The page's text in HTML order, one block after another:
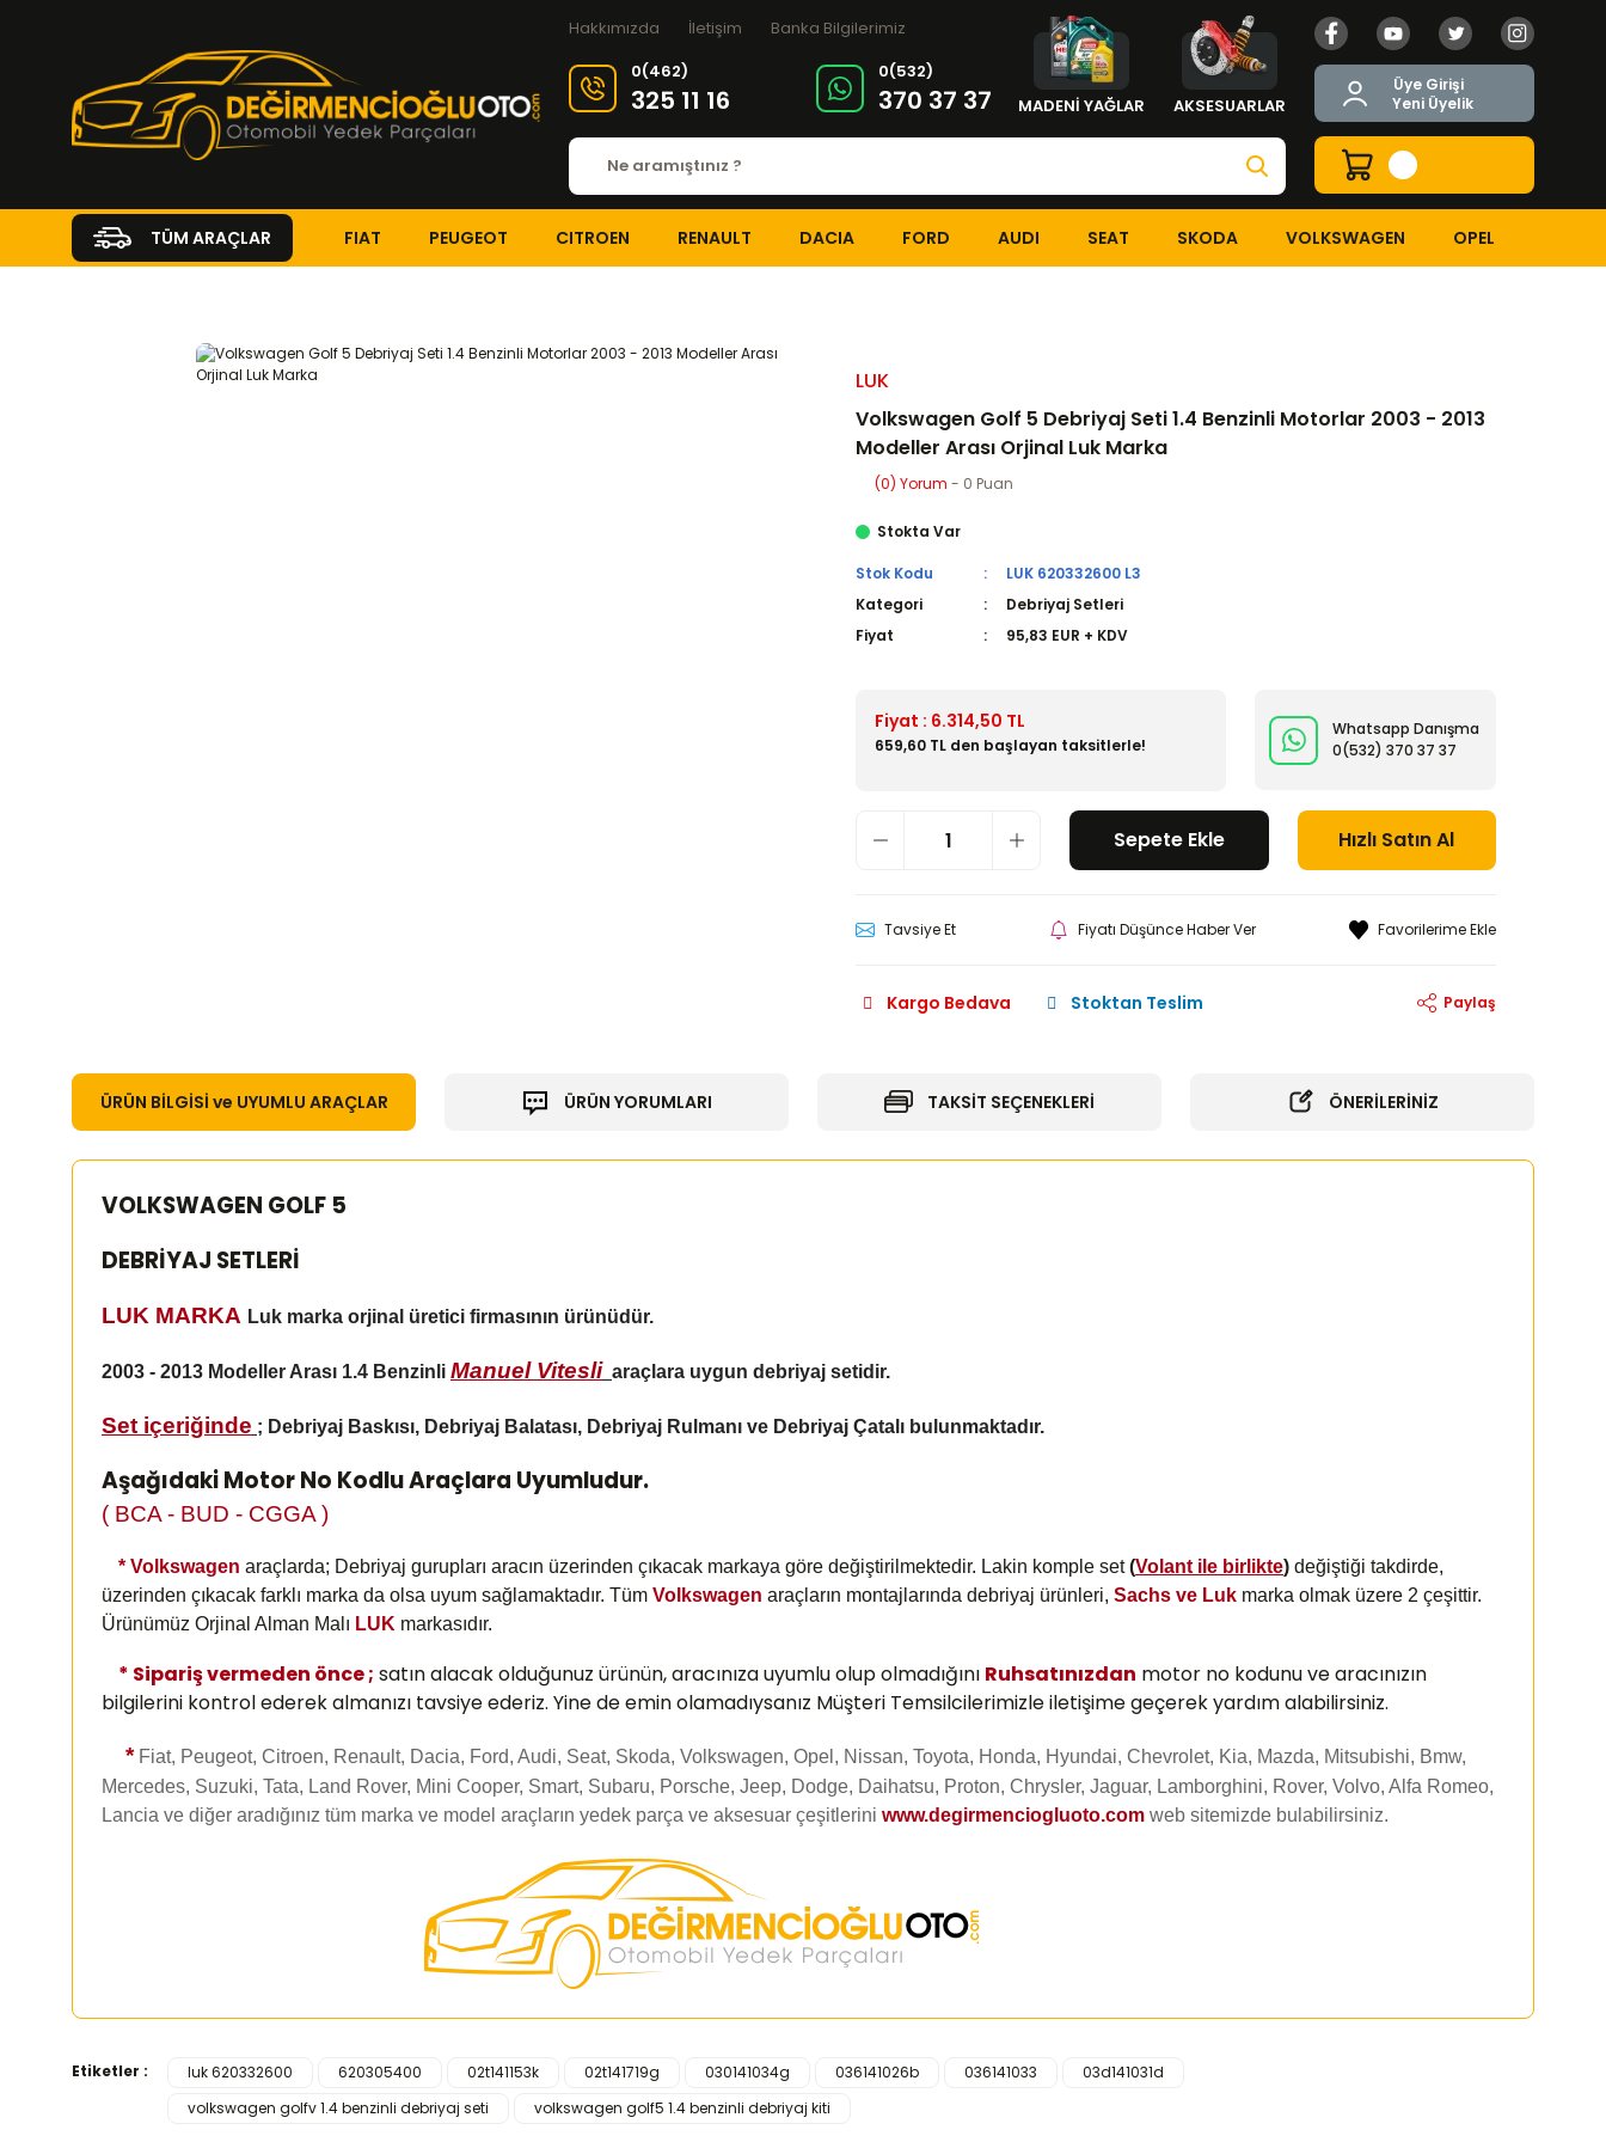
Hakkımızda İletişim
Banka Bilgilerimiz
0(462)
325 11 16
0(532)
370 37 37 MADENİ YAĞLAR AKSESUARLAR
Üye Girişi
Yeni Üyelik
TÜM ARAÇLAR FIAT PEUGEOT CITROEN RENAULT DACIA FORD AUDI SEAT SKODA VOLKSWAGEN OPEL
LUK
Volkswagen Golf 5 Debriyaj Seti 1.4 Benzinli Motorlar 2003 - 2013
Modeller Arası Orjinal Luk Marka
(0) Yorum - 0 Puan
Stokta Var
Stok Kodu
LUK 620332600 L3
Kategori
Debriyaj Setleri
Fiyat
95,83 EUR + KDV
Fiyat : 6.314,50 TL
659,60 TL den başlayan taksitlerle!
Whatsapp Danışma
0(532) 370 37 37
Sepete Ekle Hızlı Satın Al
Tavsiye Et Fiyatı Düşünce Haber Ver
Kargo Bedava Stoktan Teslim Paylaş
ÜRÜN BİLGİSİ ve UYUMLU ARAÇLAR ÜRÜN YORUMLARI TAKSİT SEÇENEKLERİ ÖNERİLERİNİZ
VOLKSWAGEN GOLF 5
DEBRİYAJ SETLERİ
LUK MARKA Luk marka orjinal üretici firmasının ürünüdür.
2003 - 2013 Modeller Arası 1.4 Benzinli Manuel Vitesli araçlara uygun debriyaj setidir.
Set içeriğinde ; Debriyaj Baskısı, Debriyaj Balatası, Debriyaj Rulmanı ve Debriyaj Çatalı bulunmaktadır.
Aşağıdaki Motor No Kodlu Araçlara Uyumludur.
( BCA - BUD - CGGA )
* Volkswagen araçlarda; Debriyaj gurupları aracın üzerinden çıkacak markaya göre değiştirilmektedir. Lakin komple set(Volant ile birlikte) değiştiği takdirde,
üzerinden çıkacak farklı marka da olsa uyum sağlamaktadır. Tüm Volkswagen araçların montajlarında debriyaj ürünleri, Sachs ve Luk marka olmak üzere 2 çeşittir.
Ürünümüz Orjinal Alman Malı LUK markasıdır.
* Sipariş vermeden önce ; satın alacak olduğunuz ürünün, aracınıza uyumlu olup olmadığını Ruhsatınızdan motor no kodunu ve aracınızın
bilgilerini kontrol ederek almanızı tavsiye ederiz. Yine de emin olamadıysanız Müşteri Temsilcilerimizle iletişime geçerek yardım alabilirsiniz.
*Fiat, Peugeot, Citroen, Renault, Dacia, Ford, Audi, Seat, Skoda, Volkswagen, Opel, Nissan, Toyota, Honda, Hyundai, Chevrolet, Kia, Mazda, Mitsubishi, Bmw,
Mercedes, Suzuki, Tata, Land Rover, Mini Cooper, Smart, Subaru, Porsche, Jeep, Dodge, Daihatsu, Proton, Chrysler, Jaguar, Lamborghini, Rover, Volvo, Alfa Romeo,
Lancia ve diğer aradığınız tüm marka ve model araçların yedek parça ve aksesuar çeşitlerini www.degirmenciogluoto.com web sitemizde bulabilirsiniz.
Bu ürünün fiyat bilgisi, resim, ürün açıklamalarında ve diğer konularda yetersiz gördüğünüz noktaları öneri formunu kullanarak tarafımıza iletebilirsiniz.
Görüş ve önerileriniz için teşekkür ederiz.
Etiketler : luk 620332600 620305400 02t141153k 02t141719g 030141034g 036141026b 036141033
03d141031d
volkswagen golfv 1.4 benzinli debriyaj seti
volkswagen golf5 1.4 benzinli debriyaj kiti